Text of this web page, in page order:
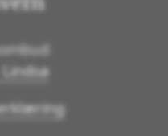
Lindsø